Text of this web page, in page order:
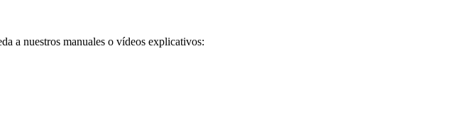
a nuestros manuales o vídeos explicativos: